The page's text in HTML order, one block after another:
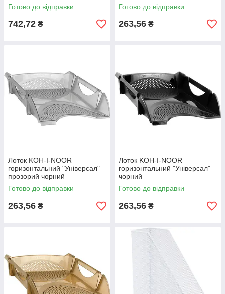
Готово до відправки
742,72 ₴
Готово до відправки
263,56 ₴
Лоток KOH-I-NOOR
горизонтальний "Універсал"
прозорий чорний
Готово до відправки
263,56 ₴
Лоток KOH-I-NOOR
горизонтальний "Універсал"
чорний
Готово до відправки
263,56 ₴